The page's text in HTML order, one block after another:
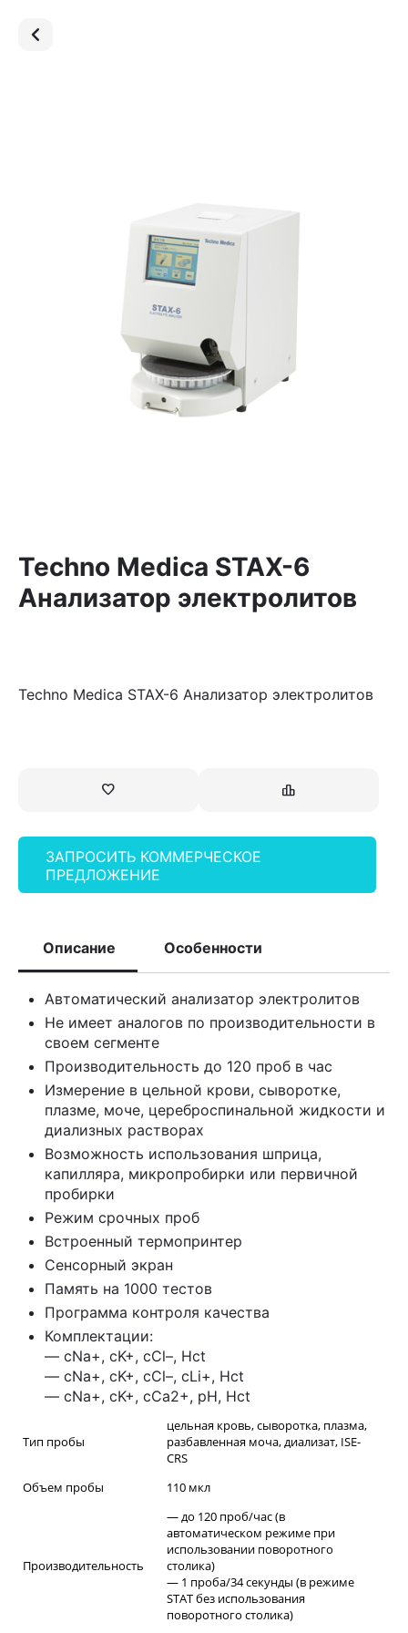
Techno Medica STAX-6
Анализатор электролитов
Techno Medica STAX-6 Анализатор электролитов
ЗАПРОСИТЬ КОММЕРЧЕСКОЕ
ПРЕДЛОЖЕНИЕ
Описание Особенности
Автоматический анализатор электролитов
Не имеет аналогов по производительности в
своем сегменте
Производительность до 120 проб в час
Измерение в цельной крови, сыворотке,
плазме, моче, цереброспинальной жидкости и
диализных растворах
Возможность использования шприца,
капилляра, микропробирки или первичной
пробирки
Режим срочных проб
Встроенный термопринтер
Сенсорный экран
Память на 1000 тестов
Программа контроля качества
Комплектации:
— cNa+, cK+, cCl–, Hct
— cNa+, cK+, cCl–, cLi+, Hct
— cNa+, cK+, cCa2+, pH, Hct
Тип пробы
цельная кровь, сыворотка, плазма,
разбавленная моча, диализат, ISE-
CRS
Объем пробы
110 мкл
Производительность
— до 120 проб/час (в
автоматическом режиме при
использовании поворотного
столика)
— 1 проба/34 секунды (в режиме
STAT без использования
поворотного столика)